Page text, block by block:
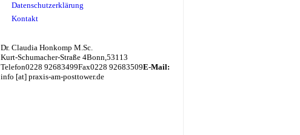
Datenschutzerklärung
Kontakt
Dr. Claudia Honkomp M.Sc.
Kurt-Schumacher-Straße 4Bonn,53113
Telefon0228 92683499Fax0228 92683509E-Mail:
info [at] praxis-am-posttower.de